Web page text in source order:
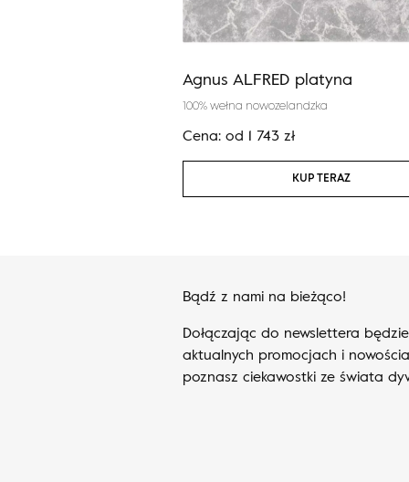
Agnus ALFRED platyna
100% wełna nowozelandzka
Cena: od 1 743 zł
KUP TERAZ
Bądź z nami na bieżąco!
Dołączając do newslettera
aktualnych promocjach i
poznasz ciekawostki ze świata